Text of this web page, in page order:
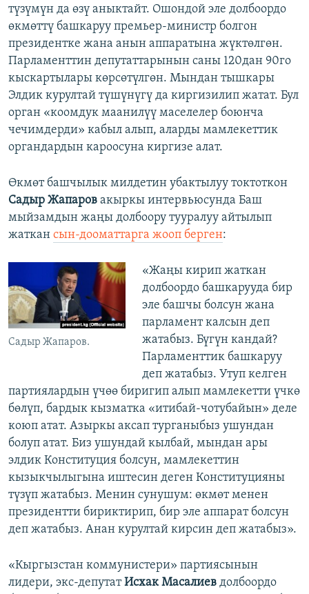
түзүмүн да өзү аныктайт. Ошондой эле долбоордо
өкмөттү башкаруу премьер-министр болгон
президентке жана анын аппаратына жүктөлгөн.
Парламенттин депутаттарынын саны 120дан 90го
кыскартылары көрсөтүлгөн. Мындан тышкары
Элдик курултай түшүнүгү да киргизилип жатат. Бул
орган «коомдук маанилүү маселелер боюнча
чечимдерди» кабыл алып, аларды мамлекеттик
органдардын кароосуна киргизе алат.
Өкмөт башчылык милдетин убактылуу токтоткон
Садыр Жапаров акыркы интервьюсунда Баш
мыйзамдын жаңы долбоору тууралуу айтылып
жаткан сын-дооматтарга жооп берген:
Садыр Жапаров.
«Жаңы кирип жаткан
долбоордо башкарууда бир
эле башчы болсун жана
парламент калсын деп
жатабыз. Бүгүн кандай?
Парламенттик башкаруу
деп жатабыз. Утуп келген
партиялардын үчөө биригип алып мамлекетти үчкө
бөлүп, бардык кызматка «итибай-чотубайын» деле
коюп атат. Азыркы аксап турганыбыз ушундан
болуп атат. Биз ушундай кылбай, мындан ары
элдик Конституция болсун, мамлекеттин
кызыкчылыгына иштесин деген Конституцияны
түзүп жатабыз. Менин сунушум: өкмөт менен
президентти бириктирип, бир эле аппарат болсун
деп жатабыз. Анан курултай кирсин деп жатабыз».
«Кыргызстан коммунистери» партиясынын
лидери, экс-депутатИсхак Масалиев долбоордо